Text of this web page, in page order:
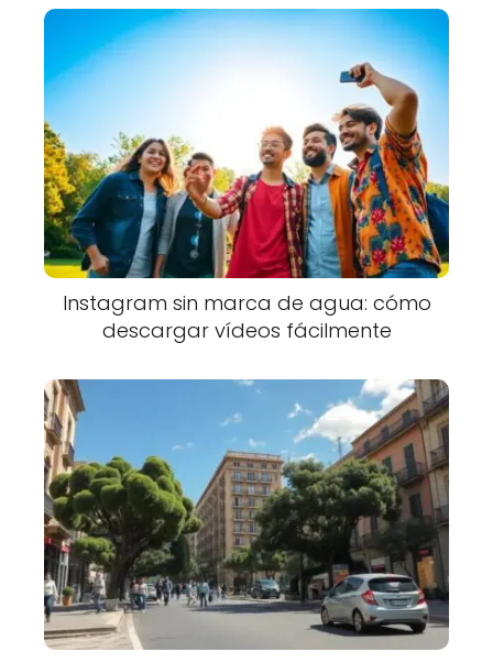
Instagram sin marca de agua: cómo
descargar vídeos fácilmente